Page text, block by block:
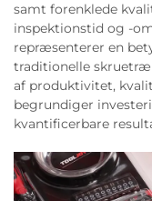
samt forenklede
inspektionstid og -
repræsenterer en
traditionelle
af produktivitet,
begrundiger
kvantificerbare